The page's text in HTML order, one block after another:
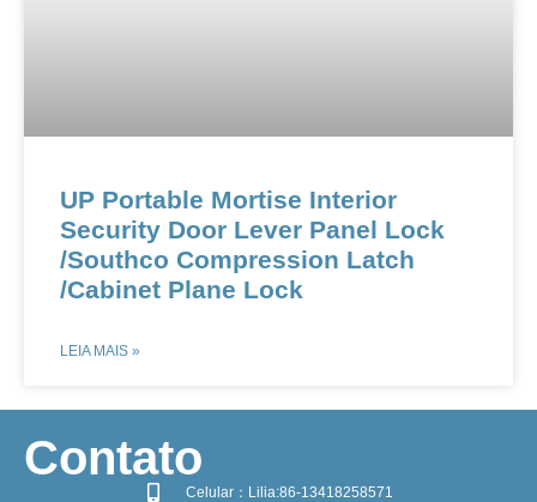
UP Portable Mortise Interior
Security Door Lever Panel Lock​
/Southco Compression Latch​
/Cabinet Plane Lock​
LEIA MAIS »
​Contato
Celular：Lilia:86-13418258571